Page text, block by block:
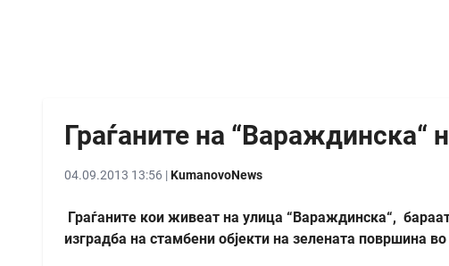
Граѓаните на “Вараждинска“
04.09.2013 13:56 |KumanovoNews
Граѓаните кои живеат на улица “Вараждинска“,
изградба на стамбени објекти на зелената површина